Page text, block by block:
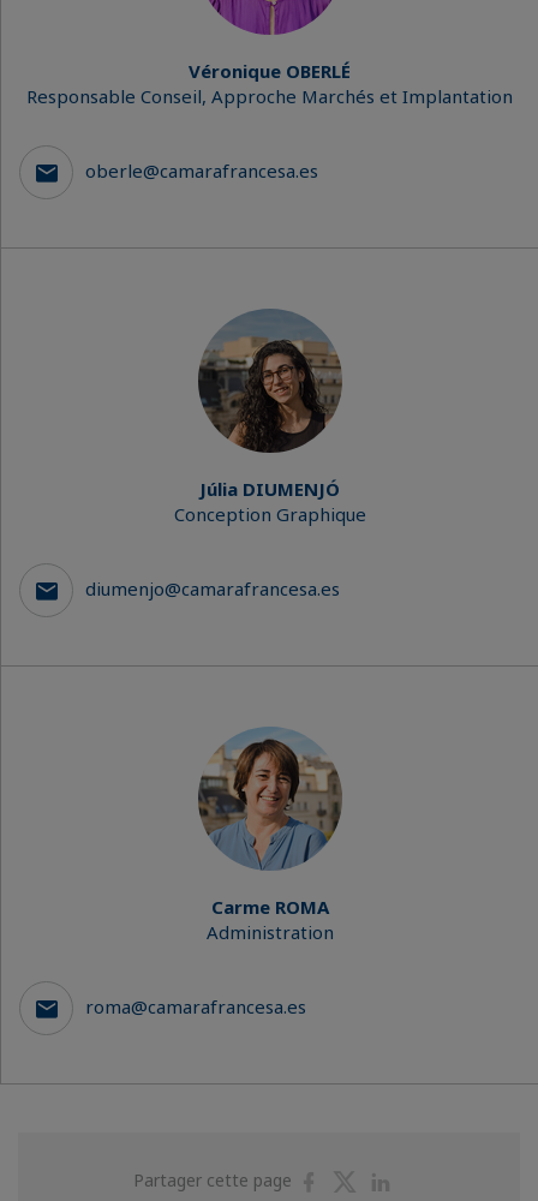
Véronique OBERLÉ
Responsable Conseil, Approche Marchés et Implantation
oberle@camarafrancesa.es
Júlia DIUMENJÓ
Conception Graphique
diumenjo@camarafrancesa.es
Carme ROMA
Administration
roma@camarafrancesa.es
Partager cette page
PartagerPartager